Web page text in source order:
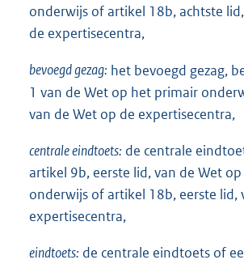
onderwijs of artikel 18b, achtste
de expertisecentra,
bevoegd gezag: het bevoegd gezag,
1 van de Wet op het primair
van de Wet op de expertisecentra,
centrale eindtoets: de centrale
artikel 9b, eerste lid, van de Wet
onderwijs of artikel 18b, eerste lid,
expertisecentra,
eindtoets: de centrale eindtoets of